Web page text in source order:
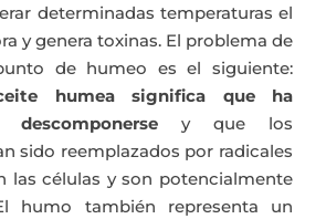
determinadas temperaturas el
y genera toxinas. El problema de
de humeo es el siguiente:
humea significa que ha
y que los
sido reemplazados por radicales
las células y son potencialmente
humo también representa un